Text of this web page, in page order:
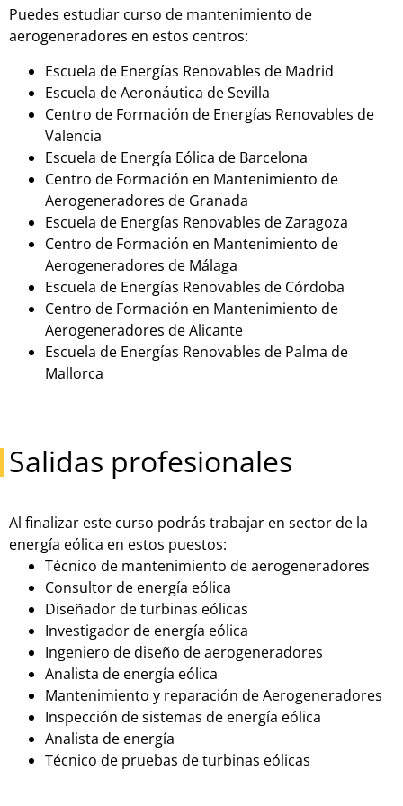
Puedes estudiar curso de mantenimiento de
aerogeneradores en estos centros:
Escuela de Energías Renovables de Madrid
Escuela de Aeronáutica de Sevilla
Centro de Formación de Energías Renovables de
Valencia
Escuela de Energía Eólica de Barcelona
Centro de Formación en Mantenimiento de
Aerogeneradores de Granada
Escuela de Energías Renovables de Zaragoza
Centro de Formación en Mantenimiento de
Aerogeneradores de Málaga
Escuela de Energías Renovables de Córdoba
Centro de Formación en Mantenimiento de
Aerogeneradores de Alicante
Escuela de Energías Renovables de Palma de
Mallorca
Salidas profesionales
Al finalizar este curso podrás trabajar en sector de la
energía eólica en estos puestos:
Técnico de mantenimiento de aerogeneradores
Consultor de energía eólica
Diseñador de turbinas eólicas
Investigador de energía eólica
Ingeniero de diseño de aerogeneradores
Analista de energía eólica
Mantenimiento y reparación de Aerogeneradores
Inspección de sistemas de energía eólica
Analista de energía
Técnico de pruebas de turbinas eólicas